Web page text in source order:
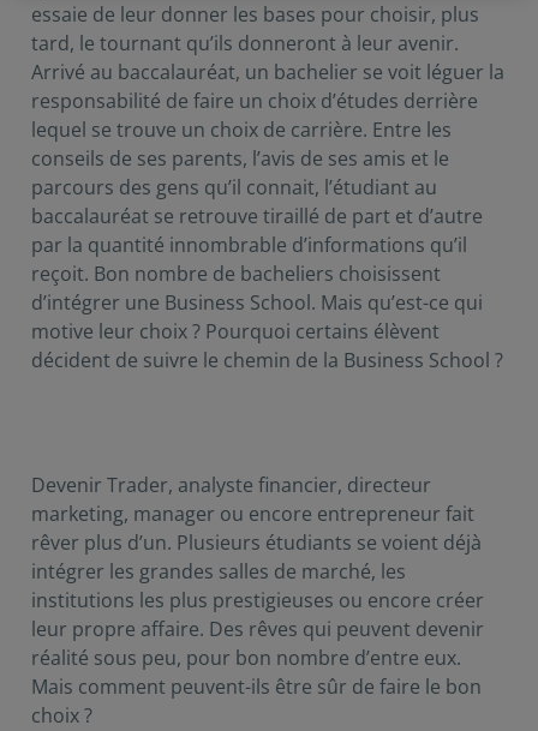
essaie de leur donner les bases pour choisir, plus
tard, le tournant qu’ils donneront à leur avenir.
Arrivé au baccalauréat, un bachelier se voit léguer la
responsabilité de faire un choix d’études derrière
lequel se trouve un choix de carrière. Entre les
conseils de ses parents, l’avis de ses amis et le
parcours des gens qu’il connait, l’étudiant au
baccalauréat se retrouve tiraillé de part et d’autre
par la quantité innombrable d’informations qu’il
reçoit. Bon nombre de bacheliers choisissent
d’intégrer une Business School. Mais qu’est-ce qui
motive leur choix ? Pourquoi certains élèvent
décident de suivre le chemin de la Business School ?
Devenir Trader, analyste financier, directeur
marketing, manager ou encore entrepreneur fait
rêver plus d’un. Plusieurs étudiants se voient déjà
intégrer les grandes salles de marché, les
institutions les plus prestigieuses ou encore créer
leur propre affaire. Des rêves qui peuvent devenir
réalité sous peu, pour bon nombre d’entre eux.
Mais comment peuvent-ils être sûr de faire le bon
choix ?